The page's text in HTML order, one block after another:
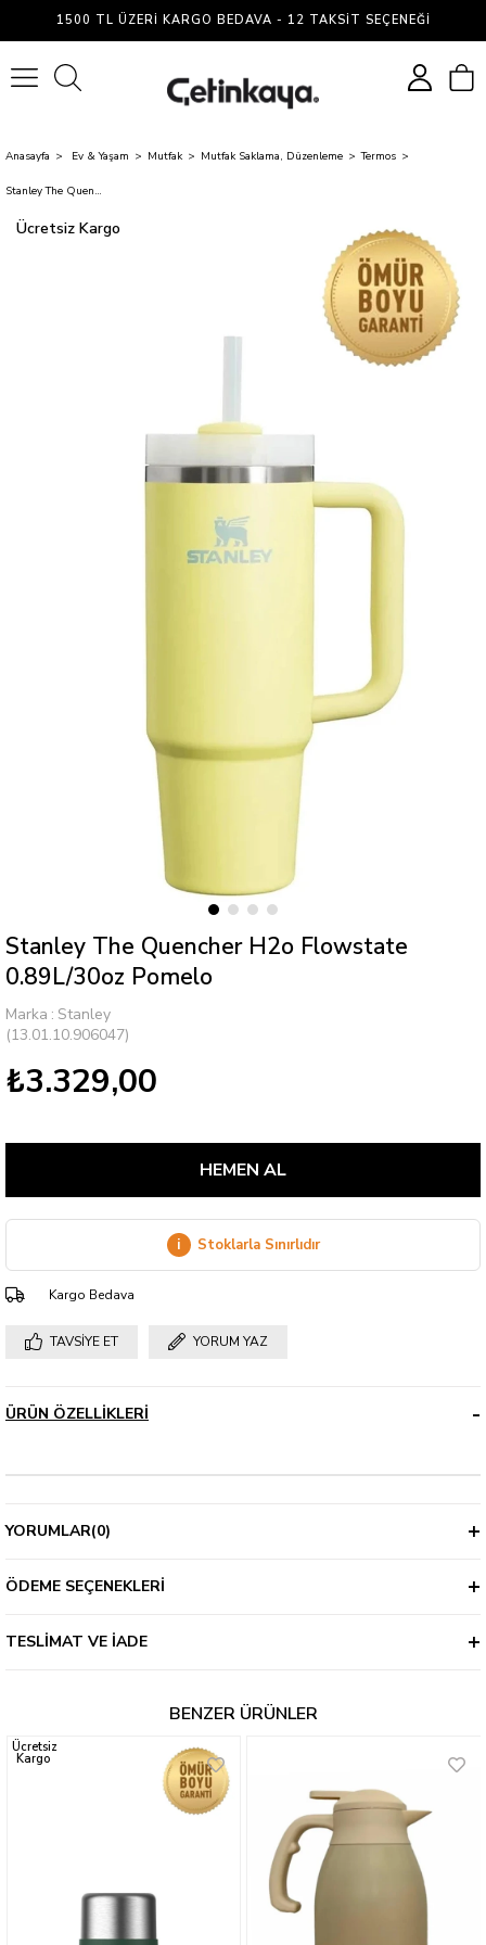
1500 TL ÜZERI KARGO BEDAVA - 12 TAKSIT SEÇENEĞI
Anasayfa Ev & Yaşam Mutfak Mutfak Saklama, Düzenleme Termos
Stanley The Quencher H2o Flowstate 0.89L/30oz Pomelo
Ücretsiz Kargo
Stanley The Quencher H2o Flowstate
0.89L/30oz Pomelo
Marka : Stanley
(13.01.10.906047)
₺3.329,00
i Stoklarla Sınırlıdır
Kargo Bedava
TAVSIYE ET YORUM YAZ
ÜRÜN ÖZELLIKLERI
YORUMLAR(0)
ÖDEME SEÇENEKLERI
TESLIMAT VE İADE
BENZER ÜRÜNLER
Ücretsiz
Kargo